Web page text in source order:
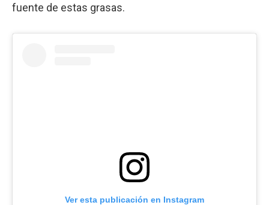
fuente de estas grasas.
Ver esta publicación en Instagram